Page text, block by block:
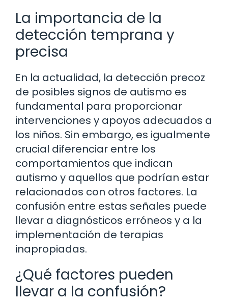
La importancia de la
detección temprana y
precisa
En la actualidad, la detección precoz
de posibles signos de autismo es
fundamental para proporcionar
intervenciones y apoyos adecuados a
los niños. Sin embargo, es igualmente
crucial diferenciar entre los
comportamientos que indican
autismo y aquellos que podrían estar
relacionados con otros factores. La
confusión entre estas señales puede
llevar a diagnósticos erróneos y a la
implementación de terapias
inapropiadas.
¿Qué factores pueden
llevar a la confusión?